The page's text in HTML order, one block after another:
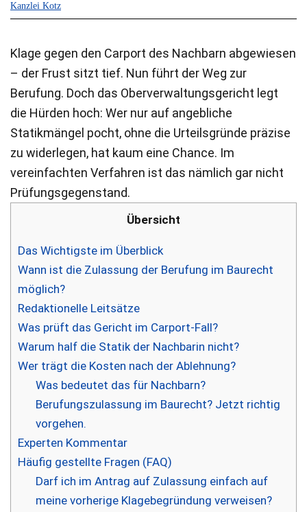
Kanzlei Kotz
Klage gegen den Carport des Nachbarn abgewiesen
– der Frust sitzt tief. Nun führt der Weg zur
Berufung. Doch das Oberverwaltungsgericht legt
die Hürden hoch: Wer nur auf angebliche
Statikmängel pocht, ohne die Urteilsgründe präzise
zu widerlegen, hat kaum eine Chance. Im
vereinfachten Verfahren ist das nämlich gar nicht
Prüfungsgegenstand.
Übersicht
Das Wichtigste im Überblick
Wann ist die Zulassung der Berufung im Baurecht
möglich?
Redaktionelle Leitsätze
Was prüft das Gericht im Carport-Fall?
Warum half die Statik der Nachbarin nicht?
Wer trägt die Kosten nach der Ablehnung?
Was bedeutet das für Nachbarn?
Berufungszulassung im Baurecht? Jetzt richtig
vorgehen.
Experten Kommentar
Häufig gestellte Fragen (FAQ)
Darf ich im Antrag auf Zulassung einfach auf
meine vorherige Klagebegründung verweisen?